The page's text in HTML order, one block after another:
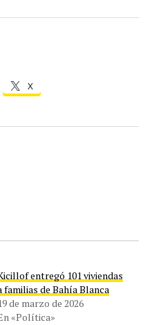
X
entregó 101 viviendas
familias de Bahía Blanca
de marzo de 2026
«Política»